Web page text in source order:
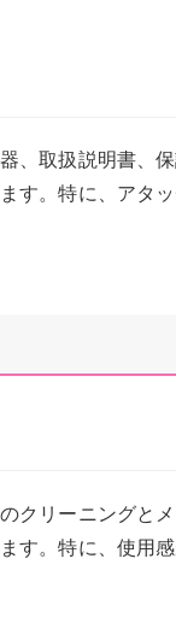
、取扱説明書、
す。特に、アタ
クリーニングと
す。特に、使用